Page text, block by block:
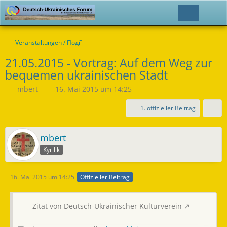
Veranstaltungen / Події
21.05.2015 - Vortrag: Auf dem Weg zur
bequemen ukrainischen Stadt
mbert 16. Mai 2015 um 14:25
1. offizieller Beitrag
mbert
Kyrilik
16. Mai 2015 um 14:25 Offizieller Beitrag
Zitat von Deutsch-Ukrainischer Kulturverein